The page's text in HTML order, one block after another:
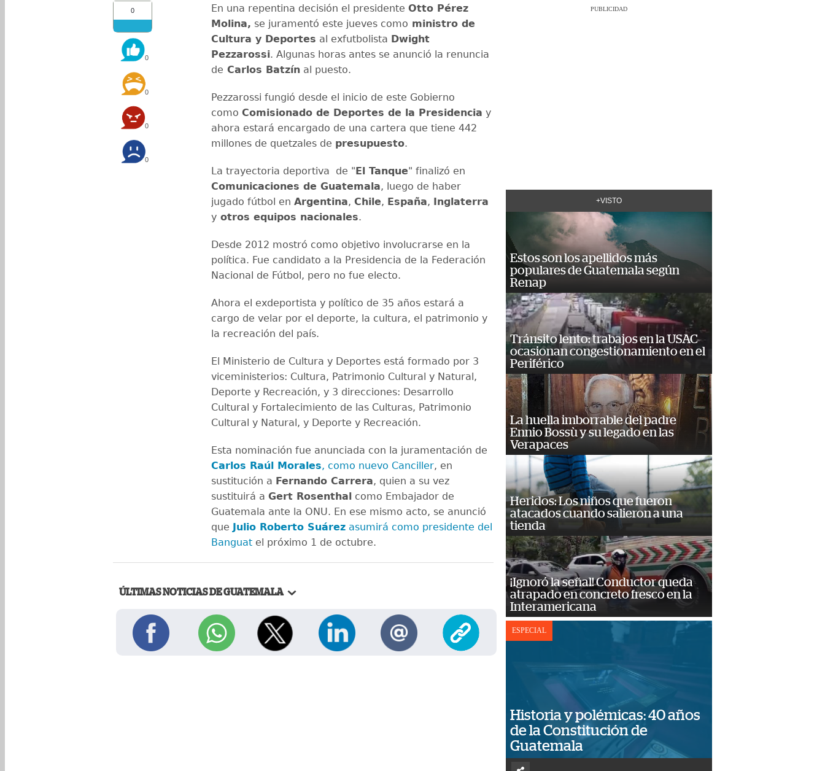
0
0
0
0
0
En una repentina decisión el presidente Otto Pérez
Molina, se juramentó este jueves como ministro de
Cultura y Deportes al exfutbolista Dwight
Pezzarossi. Algunas horas antes se anunció la renuncia
de Carlos Batzín al puesto.
Pezzarossi fungió desde el inicio de este Gobierno
como Comisionado de Deportes de la Presidencia y
ahora estará encargado de una cartera que tiene 442
millones de quetzales de presupuesto.
La trayectoria deportiva de "El Tanque" finalizó en
Comunicaciones de Guatemala, luego de haber
jugado fútbol en Argentina, Chile, España, Inglaterra
y otros equipos nacionales.
Desde 2012 mostró como objetivo involucrarse en la
política. Fue candidato a la Presidencia de la Federación
Nacional de Fútbol, pero no fue electo.
Ahora el exdeportista y político de 35 años estará a
cargo de velar por el deporte, la cultura, el patrimonio y
la recreación del país.
El Ministerio de Cultura y Deportes está formado por 3
viceministerios: Cultura, Patrimonio Cultural y Natural,
Deporte y Recreación, y 3 direcciones: Desarrollo
Cultural y Fortalecimiento de las Culturas, Patrimonio
Cultural y Natural, y Deporte y Recreación.
Esta nominación fue anunciada con la juramentación de
Carlos Raúl Morales, como nuevo Canciller, en
sustitución a Fernando Carrera, quien a su vez
sustituirá a Gert Rosenthal como Embajador de
Guatemala ante la ONU. En ese mismo acto, se anunció
que Julio Roberto Suárez asumirá como presidente del
Banguat el próximo 1 de octubre.
ÚLTIMAS NOTICIAS DE GUATEMALA
PUBLICIDAD
+VISTO
Estos son los apellidos más
populares de Guatemala según
Renap
Tránsito lento: trabajos en la USAC
ocasionan congestionamiento en el
Periférico
La huella imborrable del padre
Ennio Bossù y su legado en las
Verapaces
Heridos: Los niños que fueron
atacados cuando salieron a una
tienda
¡Ignoró la señal! Conductor queda
atrapado en concreto fresco en la
Interamericana
ESPECIAL
Historia y polémicas: 40 años
de la Constitución de
Guatemala